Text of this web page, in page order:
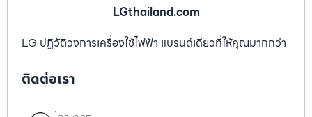
LGthailand.com
LG ปฏิวัติวงการเครื่องใช้ไฟฟ้า แบรนด์เดียวที่ให้คุณมากกว่า
ติดต่อเรา